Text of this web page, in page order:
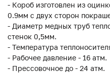
- Короб изготовлен из
0.9мм с двух сторон
- Диаметр медных труб
стенок 0,5мм.
- Температура
- Рабочее давление - 16 атм.
- Прессовочное до - 24 атм.